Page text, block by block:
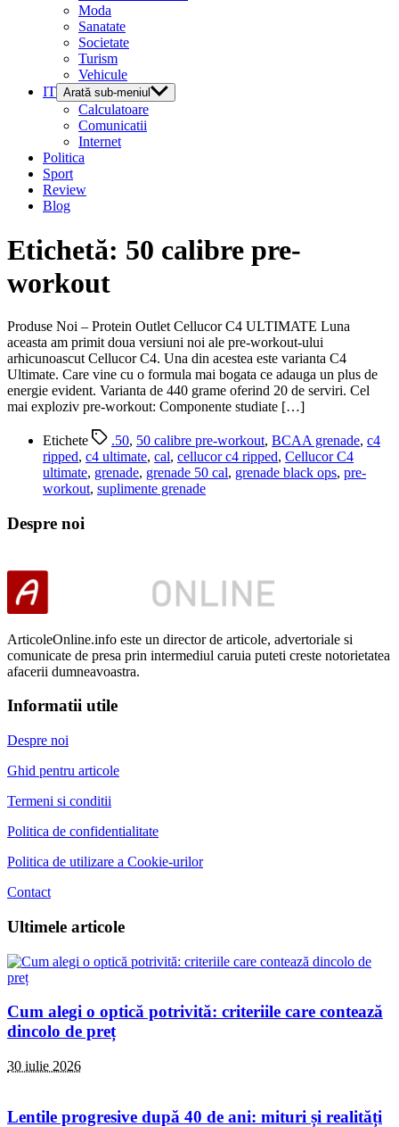
Moda
Sanatate
Societate
Turism
Vehicule
IT Arată sub-meniul
Calculatoare
Comunicatii
Internet
Politica
Sport
Review
Blog
Etichetă: 50 calibre pre-
workout
Produse Noi – Protein Outlet Cellucor C4 ULTIMATE Luna
aceasta am primit doua versiuni noi ale pre-workout-ului
arhicunoascut Cellucor C4. Una din acestea este varianta C4
Ultimate. Care vine cu o formula mai bogata ce adauga un plus de
energie evident. Varianta de 440 grame oferind 20 de serviri. Cel
mai exploziv pre-workout: Componente studiate […]
Etichete .50, 50 calibre pre-workout, BCAA grenade, c4
ripped, c4 ultimate, cal, cellucor c4 ripped, Cellucor C4
ultimate, grenade, grenade 50 cal, grenade black ops, pre-
workout, suplimente grenade
Despre noi
ArticoleOnline.info este un director de articole, advertoriale si
comunicate de presa prin intermediul caruia puteti creste notorietatea
afacerii dumneavoastra.
Informatii utile
Despre noi
Ghid pentru articole
Termeni si conditii
Politica de confidentialitate
Politica de utilizare a Cookie-urilor
Contact
Ultimele articole
Cum alegi o optică potrivită: criteriile care contează
dincolo de preț
30 iulie 2026
Lentile progresive după 40 de ani: mituri și realități